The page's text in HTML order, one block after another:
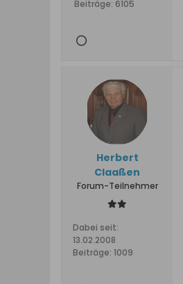
Beiträge: 6105
Herbert
Claaßen
Forum-Teilnehmer
Dabei seit:
13.02.2008
Beiträge: 1009